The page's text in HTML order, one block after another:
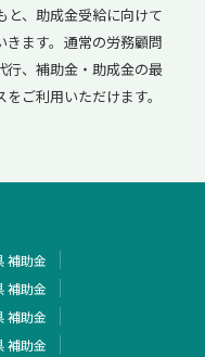
と、助成金受給に向けて
きます。通常の労務顧問
行、補助金・助成金の最
ご利用いただけます。
補助金
補助金
補助金
補助金